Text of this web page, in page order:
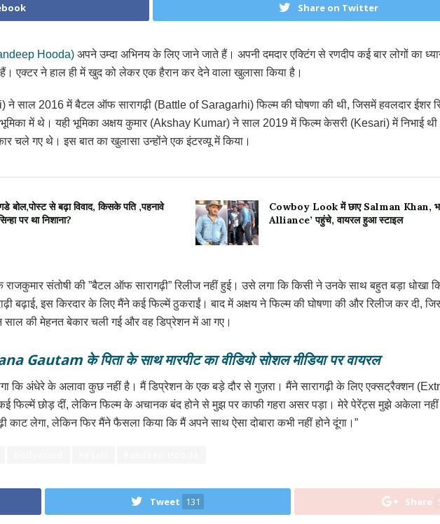
Share on Twitter
Hooda) अपने उम्दा अभिनय के लिए जाने जाते हैं। अपनी दमदार एक्टिंग से रणदीप कई बार लोगों का
एक्टर ने हाल ही में खुद को लेकर एक हैरान कर देने वाला खुलासा किया है।
साल 2016 में बैटल ऑफ सारागढ़ी (Battle of Saragarhi) फिल्म की घोषणा की थी, जिसमें हवलदार ईशर
में थे। यही भूमिका अक्षय कुमार (Akshay Kumar) ने साल 2019 में फिल्म केसरी (Kesari) में निभाई
चले गए थे। इस बात का खुलासा उन्होंने एक इंटरव्यू में किया।
से बढ़ा विवाद, किसके पति ,पहनावे
पर था निशाना?
Cowboy Look में छाए Salman Khan,
Alliance’ पहुंचे, वायरल हुआ स्टाइल
राजकुमार संतोषी की ”बैटल ऑफ सारागढ़ी” रिलीज नहीं हुई। उसे लगा कि किसी ने उनके साथ बहुत बड़ा धोखा
बढ़ाई, इस किरदार के लिए मैंने कई फिल्में ठुकराईं। बाद में अक्षय ने फिल्म की घोषणा की और रिलीज कर दी,
साल की मेहनत बेकार चली गई और वह डिप्रेशन में आ गए।
Gautam के पिता के साथ मारपीट का वीडियो सोशल मीडिया पर वायरल
कि अंधेरे के अलावा कुछ नहीं है। मैं डिप्रेशन के एक बड़े दौर से गुज़रा। मैंने सारागढ़ी के लिए एक्सट्रैक्शन
कई फिल्में छोड़ दीं, लेकिन फिल्म के अचानक बंद होने से मुझ पर काफी गहरा असर पड़ा। मेरे पेरेंट्स मुझे अकेला
काट लेगा, लेकिन फिर मैंने फैसला किया कि मैं अपने साथ ऐसा दोबारा कभी नहीं होने दूंगा।”
Tweet 131 Share